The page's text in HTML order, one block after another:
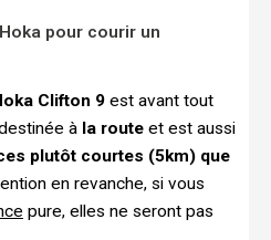
pour courir un
Clifton 9 est avant tout
à la route et est aussi
plutôt courtes (5km) que
en revanche, si vous
pure, elles ne seront pas